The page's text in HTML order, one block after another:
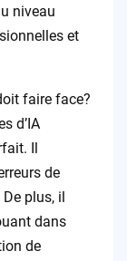
niveau
et
faire face?
d’IA
Il
de
plus, il
dans
de